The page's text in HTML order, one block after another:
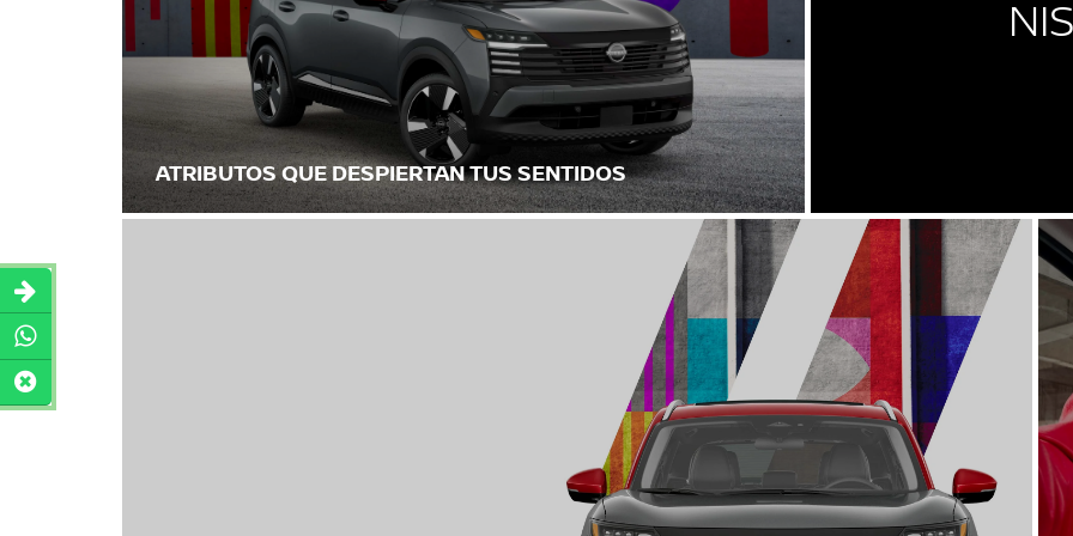
ATRIBUTOS QUE DESPIERTAN TUS SENTIDOS